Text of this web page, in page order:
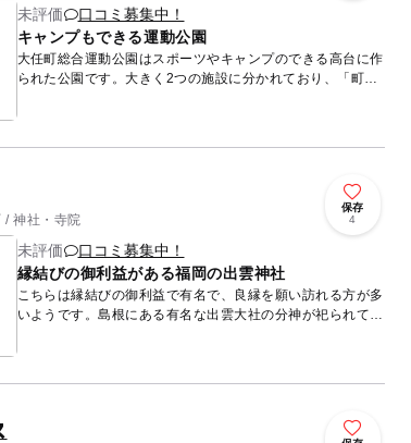
未評価
口コミ募集中！
キャンプもできる運動公園
大任町総合運動公園はスポーツやキャンプのできる高台に作
られた公園です。大きく2つの施設に分かれており、「町民
ギングコ...
/ 神社・寺院
保存
4
未評価
口コミ募集中！
縁結びの御利益がある福岡の出雲神社
こちらは縁結びの御利益で有名で、良縁を願い訪れる方が多
いようです。島根にある有名な出雲大社の分神が祀られてい
大国主命は、...